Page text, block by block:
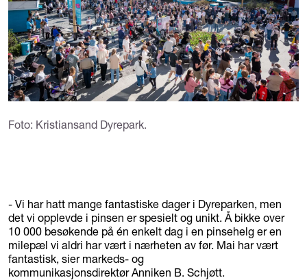
Foto: Kristiansand Dyrepark.
- Vi har hatt mange fantastiske dager i Dyreparken, men
det vi opplevde i pinsen er spesielt og unikt. Å bikke over
10 000 besøkende på én enkelt dag i en pinsehelg er en
milepæl vi aldri har vært i nærheten av før. Mai har vært
fantastisk, sier markeds- og
kommunikasjonsdirektør Anniken B. Schjøtt.